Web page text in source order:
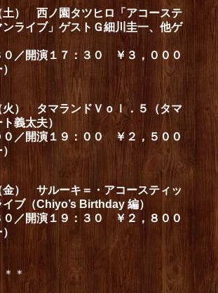
土） 西ノ園タツヒロ「アコーステ
ンライブ」ゲストＧ細川圭一、他ゲ
０／開演１７：３０ ￥３，０００
火） タマランドＶｏｌ．５（タマ
義太夫）
０／開演１９：００ ￥２，５００
金） サルーキ＝・アコースティッ
ブ（Chiyo’s Birthday 編）
０／開演１９：３０ ￥２，８００
＊